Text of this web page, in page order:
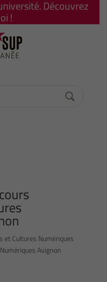
Découvrez
!
et Cultures Numériques
Avignon